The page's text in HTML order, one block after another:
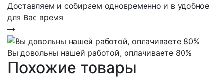
Доставляем и собираем одновременно и в удобное
для Вас время
Вы довольны нашей работой, оплачиваете 80%
Похожие товары